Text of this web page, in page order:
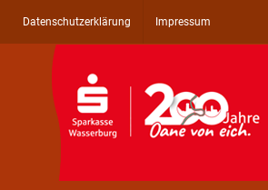
Datenschutzerklärung Impressum